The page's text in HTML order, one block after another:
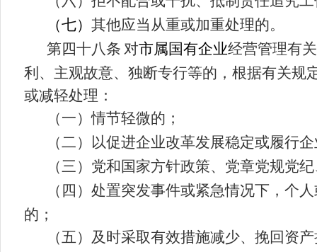
（七） 其他应当从重或加重处理的。
第四十八条 对市属国有企业经营管理有
利、主观故意、独断专行等的，根据有关规
或减轻处理：
（一）情节轻微的；
（二）以促进企业改革发展稳定或履行
（三）党和国家方针政策、党章党规党
（四）处置突发事件或紧急情况下，个
的；
（五）及时采取有效措施减少、挽回资